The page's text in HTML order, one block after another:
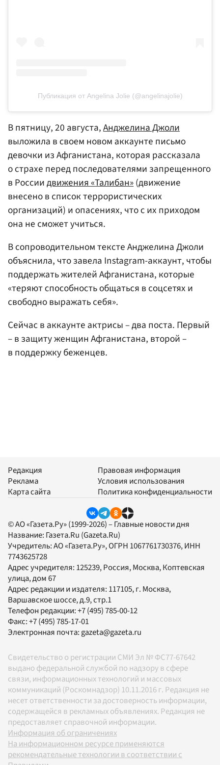
Публикация от Angelina Jolie (@angelinajolie)
В пятницу, 20 августа,Анджелина Джоли
выложила в своем новом аккаунте письмо
девочки из Афганистана, которая рассказала
о страхе перед последователями запрещенного
в Россиидвижения «Талибан»(движение
внесено в список террористических
организаций) и опасениях, что с их приходом
она не сможет учиться.
В сопроводительном тексте Анджелина Джоли
объяснила, что завела Instagram-аккаунт, чтобы
поддержать жителей Афганистана, которые
«теряют способность общаться в соцсетях и
свободно выражать себя».
Сейчас в аккаунте актрисы – два поста. Первый
– в защиту женщин Афганистана, второй –
в поддержку беженцев.
Редакция
Реклама
Карта сайта
Правовая информация
Условия использования
Политика конфиденциальности
© АО «Газета.Ру» (1999-2026) – Главные новости дня
Название: Газета.Ru (Gazeta.Ru)
Учредитель:АО «Газета.Ру», ОГРН 1067761730376, ИНН
7743625728
Адрес учредителя: 125239, Россия, Москва, Коптевская
улица, дом 67
Адрес редакции и издателя: 117105, г. Москва,
Варшавское шоссе, д.9, стр.1
Телефон редакции:+7 (495) 785-00-12
Факс:+7 (495) 785-17-01
Электронная почта: gazeta@gazeta.ru
Свидетельство о регистрации СМИ Эл № ФС77-67642
выдано федеральной службой по надзору в сфере
связи, информационных технологий и массовых
коммуникаций (Роскомнадзор) 10.11.2016 г. Редакция не
несет ответственности за достоверность информации,
содержащейся в рекламных объявлениях. Редакция не
предоставляет справочной информации.
Информация об ограничениях
На информационном ресурсе применяются
рекомендательные технологии в соответствии с